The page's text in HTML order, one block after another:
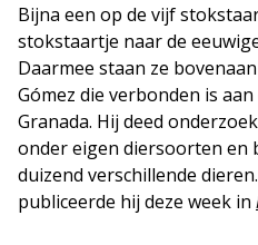
Bijna een op de vijf
stokstaartje naar de
Daarmee staan ze
Gómez die verbonden is
Granada. Hij deed
onder eigen diersoorten en
duizend verschillende
publiceerde hij deze week in